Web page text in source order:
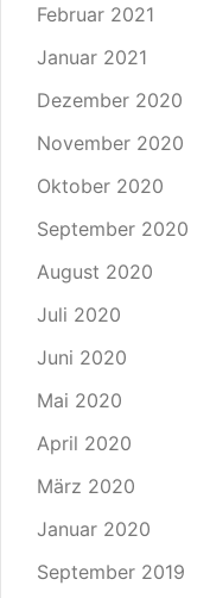
Februar 2021
Januar 2021
Dezember 2020
November 2020
Oktober 2020
September 2020
August 2020
Juli 2020
Juni 2020
Mai 2020
April 2020
März 2020
Januar 2020
September 2019